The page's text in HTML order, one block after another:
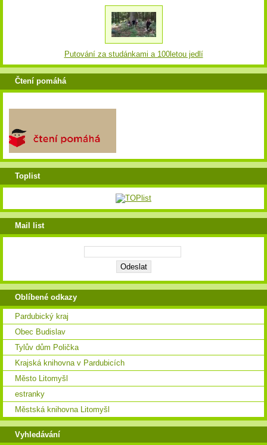
Putování za studánkami a 100letou jedlí
Čtení pomáhá
Toplist
Mail list
Oblíbené odkazy
Pardubický kraj
Obec Budislav
Tylův dům Polička
Krajská knihovna v Pardubicích
Město Litomyšl
estranky
Městská knihovna Litomyšl
Vyhledávání